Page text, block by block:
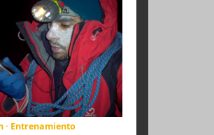
ARTÍCULOS
RELACIONADOS